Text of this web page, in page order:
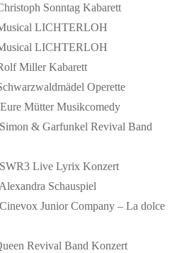
Sonntag Kabarett
LICHTERLOH
LICHTERLOH
Miller Kabarett
Operette
Mütter Musikcomedy
& Garfunkel Revival Band
Live Lyrix Konzert
Schauspiel
Junior Company – La dolce
Revival Band Konzert